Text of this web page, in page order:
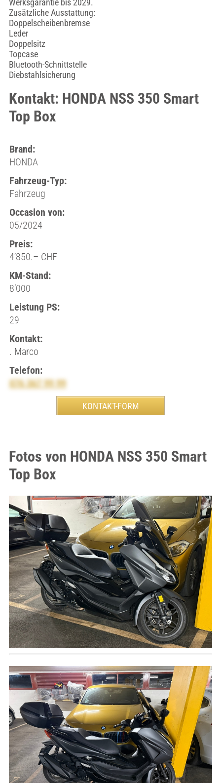
Werksgarantie bis 2029.
Zusätzliche Ausstattung:
Doppelscheibenbremse
Leder
Doppelsitz
Topcase
Bluetooth-Schnittstelle
Diebstahlsicherung
Kontakt: HONDA NSS 350 Smart
Top Box
Brand:
HONDA
Fahrzeug-Typ:
Fahrzeug
Occasion von:
05/2024
Preis:
4’850.– CHF
KM-Stand:
8’000
Leistung PS:
29
Kontakt:
. Marco
Telefon:
076 367 99 99
Fotos von HONDA NSS 350 Smart
Top Box